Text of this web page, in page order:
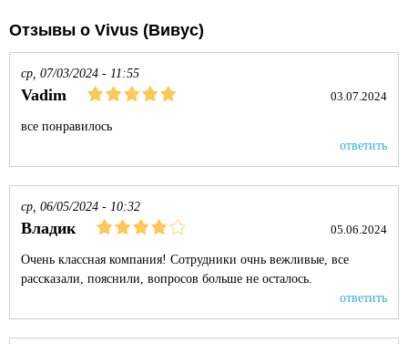
Отзывы о Vivus (Вивус)
ср, 07/03/2024 - 11:55
Vadim 03.07.2024
все понравилось
ответить
ср, 06/05/2024 - 10:32
Владик 05.06.2024
Очень классная компания! Сотрудники очнь вежливые, все
рассказали, пояснили, вопросов больше не осталось.
ответить